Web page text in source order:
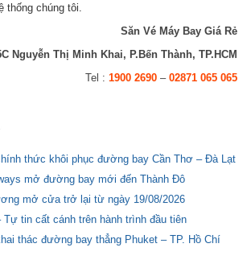
thống chúng tôi.
Săn Vé Máy Bay Giá Rẻ
Nguyễn Thị Minh Khai, P.Bến Thành, TP.HCM
Tel : 1900 2690– 02871 065 065
thức khôi phục đường bay Cần Thơ – Đà Lạt
mở đường bay mới đến Thành Đô
mở cửa trở lại từ ngày 19/08/2026
Tự tin cất cánh trên hành trình đầu tiên
thác đường bay thẳng Phuket – TP. Hồ Chí